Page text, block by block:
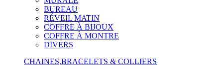
BUREAU
RÉVEIL MATIN
COFFRE À BIJOUX
COFFRE À MONTRE
DIVERS
CHAINES,BRACELETS & COLLIERS